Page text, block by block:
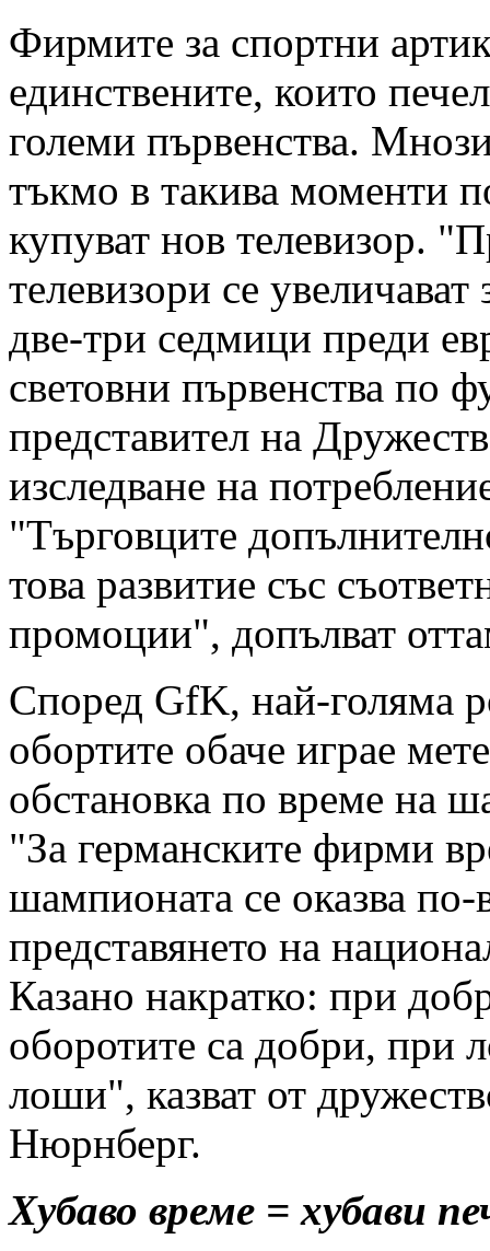
Фирмите за спортни
единствените, които
големи първенства.
тъкмо в такива моменти
купуват нов телевизор.
телевизори се увеличават
две-три седмици преди
световни първенства по
представител на
изследване на
"Търговците
това развитие със
промоции", допълват
Според GfK, най-голяма
обортите обаче играе
обстановка по време на
"За германските фирми
шампионата се оказва
представянето на
Казано накратко: при
оборотите са добри, при
лоши", казват от
Нюрнберг.
Хубаво време = хубави